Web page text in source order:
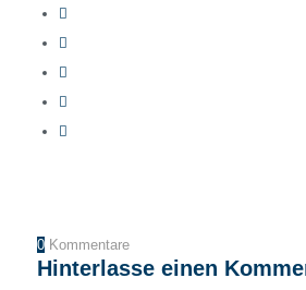
0 Kommentare
Hinterlasse einen